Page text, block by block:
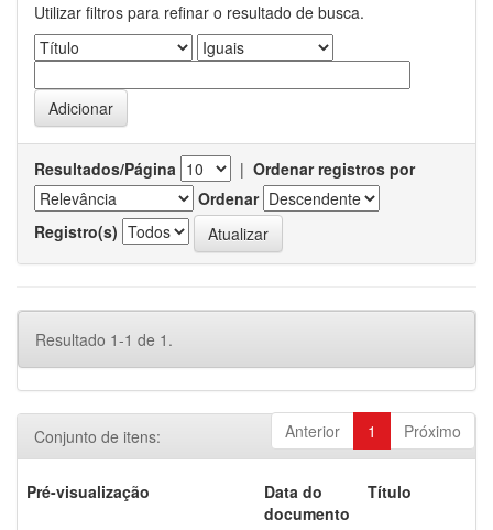
Utilizar filtros para refinar o resultado de busca.
Resultados/Página | Ordenar registros por
Ordenar
Registro(s)
Resultado 1-1 de 1.
Anterior 1 Próximo
Conjunto de itens:
Pré-visualização
Data do
documento
Título